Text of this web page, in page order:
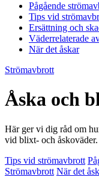
Pågående
Tips vid
Ersättning och
Väderrelaterade
När det åskar
Strömavbrott
Åska och
Här ger vi dig råd om
vid blixt- och åskoväder.
Tips vid strömavbrott
Strömavbrott När det